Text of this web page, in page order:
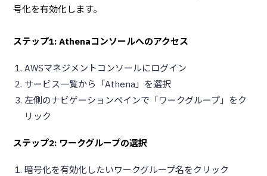
号化を有効化します。
ステップ1: Athenaコンソールへのアクセス
AWSマネジメントコンソールにログイン
サービス一覧から「Athena」を選択
左側のナビゲーションペインで「ワークグループ」をク
リック
ステップ2: ワークグループの選択
暗号化を有効化したいワークグループ名をクリック